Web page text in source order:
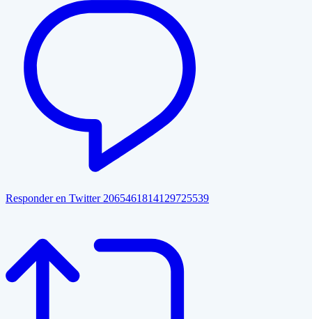
Responder en Twitter 2065461814129725539